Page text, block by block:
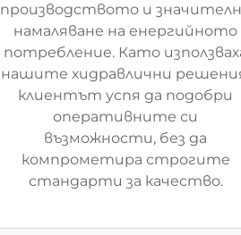
производството и
намаляване на енергийното
потребление. Като
нашите хидравлични
клиентът успя да подобри
оперативните си
възможности, без да
компрометира строгите
стандарти за качество.